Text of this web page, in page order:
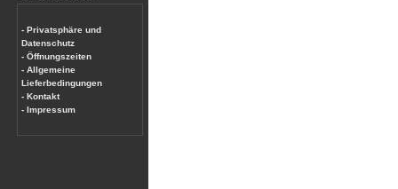
- Privatsphäre und
Datenschutz
- Öffnungszeiten
- Allgemeine
Lieferbedingungen
- Kontakt
- Impressum